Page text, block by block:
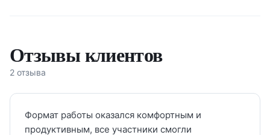
региональное масштабирование, настройка
операционных процессов, привлечение
инвестиций, покупка/продажа бизнесов, запуск
новых направлений. Развиваю компетенции
Отзывы клиентов
2 отзыва
Формат работы оказался комфортным и
продуктивным, все участники смогли